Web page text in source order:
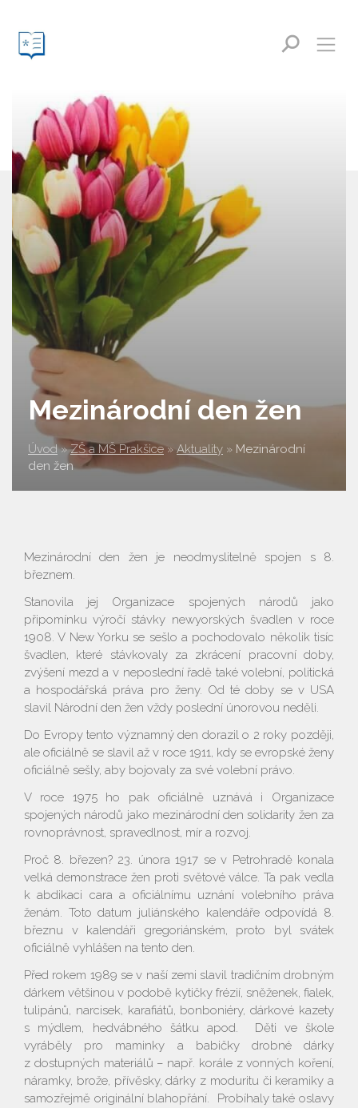
Mezinárodní den žen
Úvod » ZŠ a MŠ Prakšice » Aktuality » Mezinárodní
den žen
​​​​​​​Mezinárodní den žen je neodmyslitelně spojen s 8.
březnem.
Stanovila jej Organizace spojených národů jako
připomínku výročí stávky newyorských švadlen v roce
1908. V New Yorku se sešlo a pochodovalo několik tisíc
švadlen, které stávkovaly za zkrácení pracovní doby,
zvýšení mezd a v neposlední řadě také volební, politická
a hospodářská práva pro ženy. Od té doby se v USA
slavil Národní den žen vždy poslední únorovou neděli.
Do Evropy tento významný den dorazil o 2 roky později,
ale oficiálně se slavil až v roce 1911, kdy se evropské ženy
oficiálně sešly, aby bojovaly za své volební právo.
V roce 1975 ho pak oficiálně uznává i Organizace
spojených národů jako mezinárodní den solidarity žen za
rovnoprávnost, spravedlnost, mír a rozvoj.
Proč 8. březen? 23. února 1917 se v Petrohradě konala
velká demonstrace žen proti světové válce. Ta pak vedla
k abdikaci cara a oficiálnímu uznání volebního práva
ženám. Toto datum juliánského kalendáře odpovídá 8.
březnu v kalendáři gregoriánském, proto byl svátek
oficiálně vyhlášen na tento den.
Před rokem 1989 se v naší zemi slavil tradičním drobným
dárkem většinou v podobě kytičky frézií, sněženek, fialek,
tulipánů, narcisek, karafiátů, bonboniéry, dárkové kazety
s mýdlem, hedvábného šátku apod. Děti ve škole
vyráběly pro maminky a babičky drobné dárky
z dostupných materiálů – např. korále z vonných koření,
náramky, brože, přívěsky, dárky z moduritu či keramiky a
samozřejmě originální blahopřání. Probíhaly také oslavy